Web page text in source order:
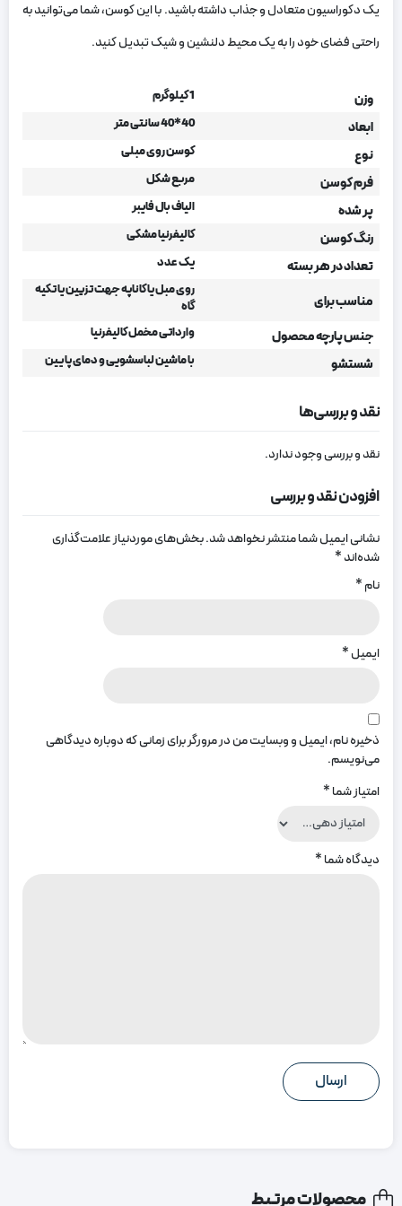
یک دکوراسیون متعادل و جذاب داشته باشید. با این کوسن، شما می‌توانید به
راحتی فضای خود را به یک محیط دلنشین و شیک تبدیل کنید.
وزن 1 کیلوگرم
ابعاد 40*40 سانتی متر
نوع کوسن روی مبلی
فرم کوسن مربع شکل
پر شده الیاف بال فایبر
رنگ کوسن کالیفرنیا مشکی
تعداد در هر بسته یک عدد
مناسب برای
روی مبل یا کاناپه جهت تزیین یا تکیه
گاه
جنس پارچه محصول وارداتی مخمل کالیفرنیا
شستشو با ماشین لباسشویی و دمای پایین
نقد و بررسی‌ها
نقد و بررسی وجود ندارد.
افزودن نقد و بررسی
نشانی ایمیل شما منتشر نخواهد شد.بخش‌های موردنیاز علامت‌گذاری
شده‌اند*
نام*
ایمیل*
ذخیره نام، ایمیل و وبسایت من در مرورگر برای زمانی که دوباره دیدگاهی
می‌نویسم.
امتیاز شما*
دیدگاه شما*
محصولات مرتبط